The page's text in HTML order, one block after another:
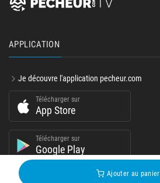
Ajouter au panier
APPLICATION
Je découvre l'application pecheur.com
Télécharger sur
App Store
Télécharger sur
Google Play